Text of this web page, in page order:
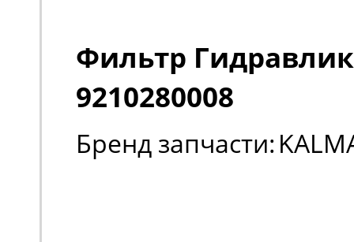
Фильтр
9210280008
Бренд запчасти: